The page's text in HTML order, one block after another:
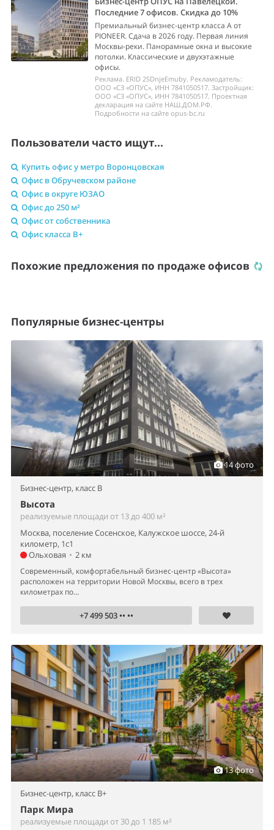
Последние 7 офисов. Скидка до 10%
Премиальный бизнес-центр класса А от
PIONEER. Сдача в 2026 году. Первая линия
Москвы-реки. Панорамные окна и высокие
потолки. Классические и двухэтажные
офисы.
Реклама. ERID 2SDnjeEmuby. Рекламодатель:
ООО «СЗ «ОПУС», ИНН 7841050517. Застройщик:
ООО «СЗ «ОПУС», ИНН 7841050517. Проектная
декларация на сайте НАШ.ДОМ.РФ.
Подробности на сайте opus-bc.ru
Пользователи часто ищут...
Купить офис у метро Воронцовская
Офис в Обручевском районе
Офис в округе ЮЗАО
Офис до 250 м²
Офис от собственника
Офис класса B+
Похожие предложения по продаже офисов
Популярные бизнес-центры
14 фото
Бизнес-центр, класс B
Высота
реализуемые площади от 13 до 400 м²
Москва, поселение Сосенское, Калужское шоссе, 24-й
километр, 1с1
Ольховая • 2 км
Современный, комфортабельный бизнес-центр «Высота»
расположен на территории Новой Москвы, всего в трех
километрах по...
+7 499 503 •• ••
13 фото
Бизнес-центр, класс B+
Парк Мира
реализуемые площади от 30 до 1 185 м²